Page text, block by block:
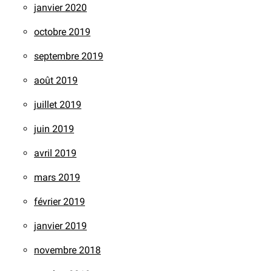
janvier 2020
octobre 2019
septembre 2019
août 2019
juillet 2019
juin 2019
avril 2019
mars 2019
février 2019
janvier 2019
novembre 2018